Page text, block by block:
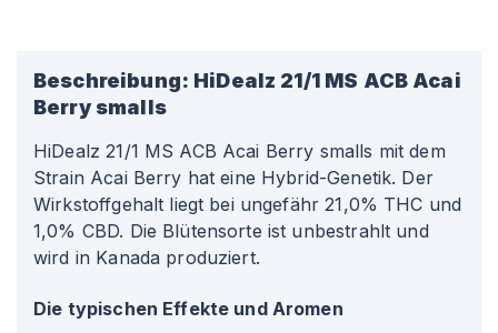
Beschreibung: HiDealz 21/1 MS ACB Acai
Berry smalls
HiDealz 21/1 MS ACB Acai Berry smalls mit dem
Strain Acai Berry hat eine Hybrid-Genetik. Der
Wirkstoffgehalt liegt bei ungefähr 21,0% THC und
1,0% CBD. Die Blütensorte ist unbestrahlt und
wird in Kanada produziert.
Die typischen Effekte und Aromen